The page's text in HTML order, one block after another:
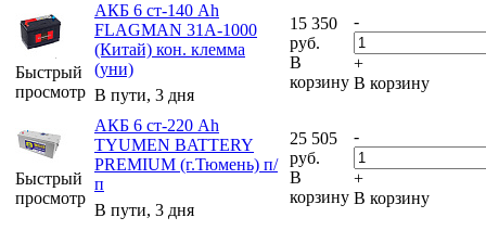
Быстрый
просмотр
АКБ 6 ст-140 Ah
FLAGMAN 31A-1000
(Китай) кон. клемма
(уни)
В пути, 3 дня
15 350
руб.
В
корзину
-
+
В корзину
Быстрый
просмотр
АКБ 6 ст-220 Ah
TYUMEN BATTERY
PREMIUM (г.Тюмень) п/
п
В пути, 3 дня
25 505
руб.
В
корзину
-
+
В корзину